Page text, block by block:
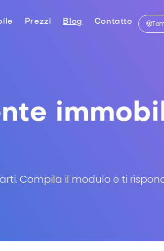
Prezzi Blog Contatto
Compila il modulo e ti